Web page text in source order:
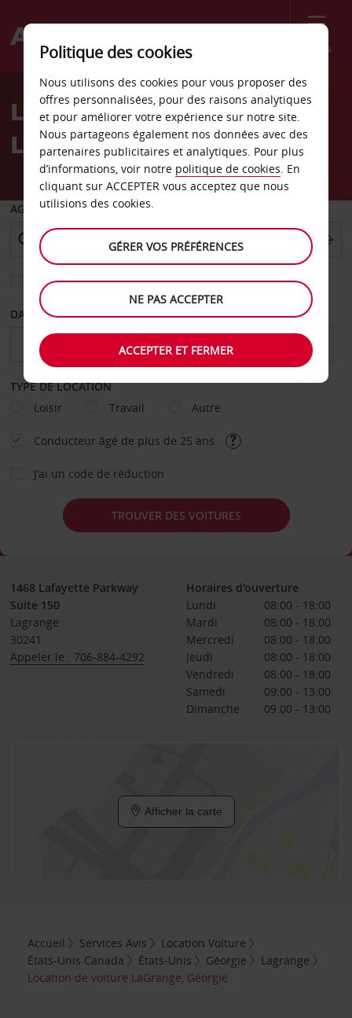
Menu
Welcome
AvisLocation de voiture
LaGrange, Géorgie
AGENCE DE DÉPART
Sélectionnez une autre agence de retour
DATE DE DÉPART DATE DE RETOUR
TYPE DE LOCATION
Loisir
Travail Autre
Conducteur âgé de plus de 25 ans
J’ai un code de réduction
TROUVER DES VOITURES
1468 Lafayette Parkway
Suite 150
Lagrange
30241
Appeler le : 706-884-4292
Horaires d'ouverture
Lundi
08:00 - 18:00
Mardi
08:00 - 18:00
Mercredi
08:00 - 18:00
Jeudi
08:00 - 18:00
Vendredi
08:00 - 18:00
Samedi
09:00 - 13:00
Dimanche
09:00 - 13:00
Afficher la carte
Accueil Services Avis
Location Voiture
États-Unis Canada
États-Unis Géorgie
Lagrange
Location de voiture LaGrange, Géorgie
Politique des cookies
Nous utilisons des cookies pour vous proposer des
offres personnalisées, pour des raisons analytiques
et pour améliorer votre expérience sur notre site.
Nous partageons également nos données avec des
partenaires publicitaires et analytiques. Pour plus
d’informations, voir notre politique de cookies. En
cliquant sur ACCEPTER vous acceptez que nous
utilisions des cookies.
GÉRER VOS PRÉFÉRENCES
NE PAS ACCEPTER
ACCEPTER ET FERMER